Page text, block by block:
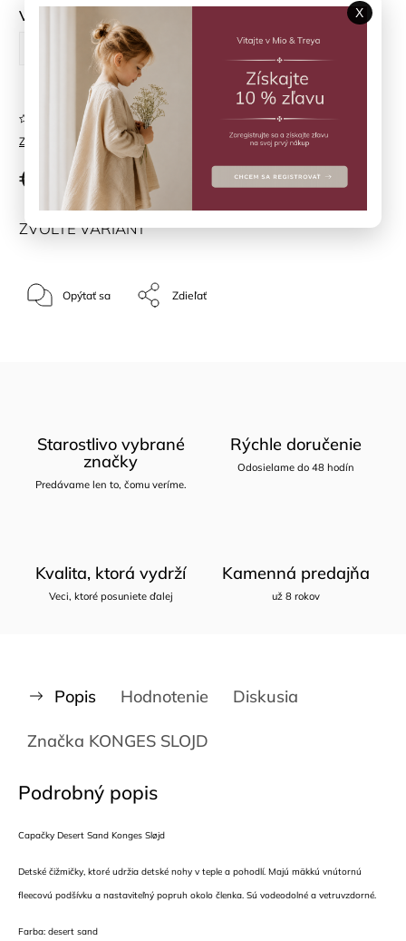
Veľkosť topánky
12-18 M
Značka: KONGES SLOJD
Neohodnotené
€37,50
ZVOĽTE VARIANT
Opýtať sa Zdieľať
Starostlivo vybrané
značky
Predávame len to, čomu veríme.
Rýchle doručenie
Odosielame do 48 hodín
Kvalita, ktorá vydrží
Veci, ktoré posuniete ďalej
Kamenná predajňa
už 8 rokov
Popis Hodnotenie Diskusia
Značka KONGES SLOJD
Podrobný popis
Capačky Desert Sand Konges Sløjd
Detské čižmičky, ktoré udržia detské nohy v teple a pohodlí. Majú mäkkú vnútornú
fleecovú podšívku a nastaviteľný popruh okolo členka. Sú vodeodolné a vetruvzdorné.
Farba: desert sand
X